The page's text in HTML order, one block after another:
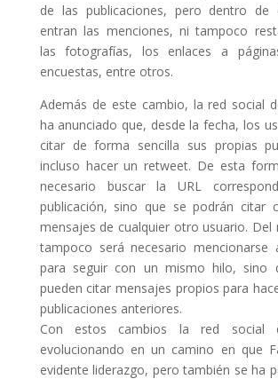
de las publicaciones, pero dentro
entran las menciones, ni tampoco
las fotografías, los enlaces a
encuestas, entre otros.
Además de este cambio, la red social
ha anunciado que, desde la fecha, los
citar de forma sencilla sus propias
incluso hacer un retweet. De esta
necesario buscar la URL
publicación, sino que se podrán citar
mensajes de cualquier otro usuario.
tampoco será necesario mencionarse
para seguir con un mismo hilo, sino
pueden citar mensajes propios para
publicaciones anteriores.
Con estos cambios la red social
evolucionando en un camino en que
evidente liderazgo, pero también se ha